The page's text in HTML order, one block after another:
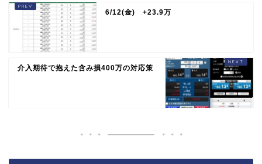
6/12(金) +23.9万
介入期待で抱えた含み損400万の対応策